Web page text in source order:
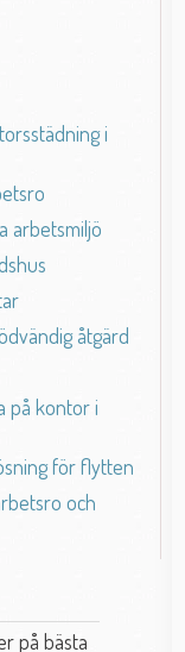
i
arbetsmiljö
åtgärd
på kontor i
för flytten
och
på bästa